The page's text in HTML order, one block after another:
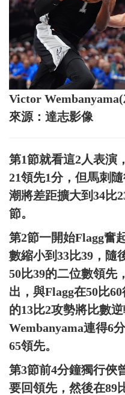
Victor
來源：達志影像
第1節就看這2人表演
21領先1分，但馬刺
潮將差距擴大到34比
節。
第2節一開始Flagg奮
數縮小到33比39，隨
50比39的二位數領先
出，與Flagg在50比
的13比2攻勢將比數
Wembanyama連得6
65領先。
第3節前4分鐘獨行俠
要回領先，然後在89